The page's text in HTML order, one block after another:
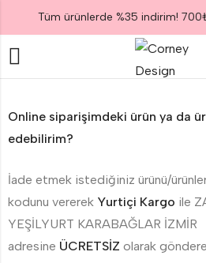
Tüm ürünlerde %35 indirim!
Online siparişimdeki ürün ya da
edebilirim?
İade etmek istediğiniz ürünü/
kodunu vererek Yurtiçi Kargo ile
YEŞİLYURT KARABAĞLAR İZMİR
adresine ÜCRETSİZ olarak